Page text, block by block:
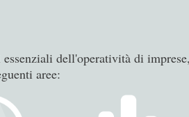
dell'operatività di
aree: